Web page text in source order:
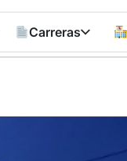
Carreras